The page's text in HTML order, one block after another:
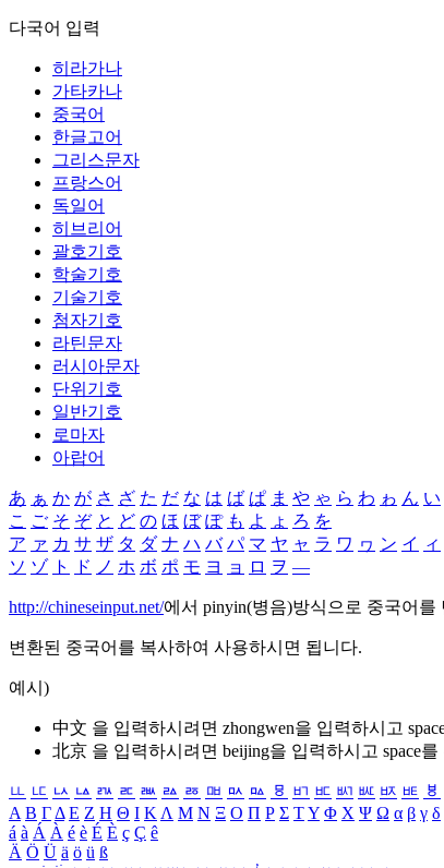
다국어 입력
히라가나
가타카나
중국어
한글고어
그리스문자
프랑스어
독일어
히브리어
괄호기호
학술기호
기술기호
첨자기호
라틴문자
러시아문자
단위기호
일반기호
로마자
아랍어
あ ぁ か が さ ざ た だ な は ば ぱ ま や ゃ ら わ ゎ ん い
こ ご そ ぞ と ど の ほ ぼ ぽ も よ ょ ろ を
ア ァ カ サ ザ タ ダ ナ ハ バ パ マ ヤ ャ ラ ワ ヮ ン イ ィ
ソ ゾ ト ド ノ ホ ボ ポ モ ヨ ョ ロ ヲ ―
http://chineseinput.net/에서 pinyin(병음)방식으로 중국어를
변환된 중국어를 복사하여 사용하시면 됩니다.
예시)
中文 을 입력하시려면 zhongwen을 입력하시고
北京 을 입력하시려면 beijing을 입력하시고 space
ㅥ ㅦ ㅧ ㅨ ㅩ ㅪ ㅫ ㅬ ㅭ ㅮ ㅯ ㅰ ㅱ ㅲ ㅳ ㅴ ㅵ ㅶ ㅷ ㅸ
Α Β ΓΔ Ε Ζ Η Θ Ι ΚΛ Μ Ν Ξ Ο Π Ρ Σ ΤΥ Φ Χ Ψ Ω α β γ δ
á à Á À é è É È ç Ç ê
Ä Ö Ü ä ö ü ß